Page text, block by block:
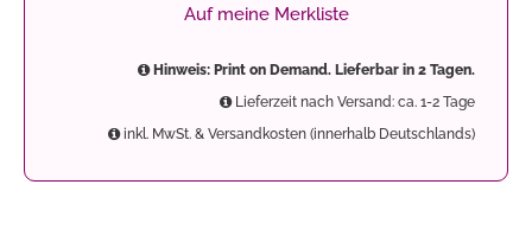
Auf meine Merkliste
Hinweis: Print on Demand. Lieferbar in 2 Tagen.
Lieferzeit nach Versand: ca. 1-2 Tage
inkl. MwSt. & Versandkosten (innerhalb Deutschlands)